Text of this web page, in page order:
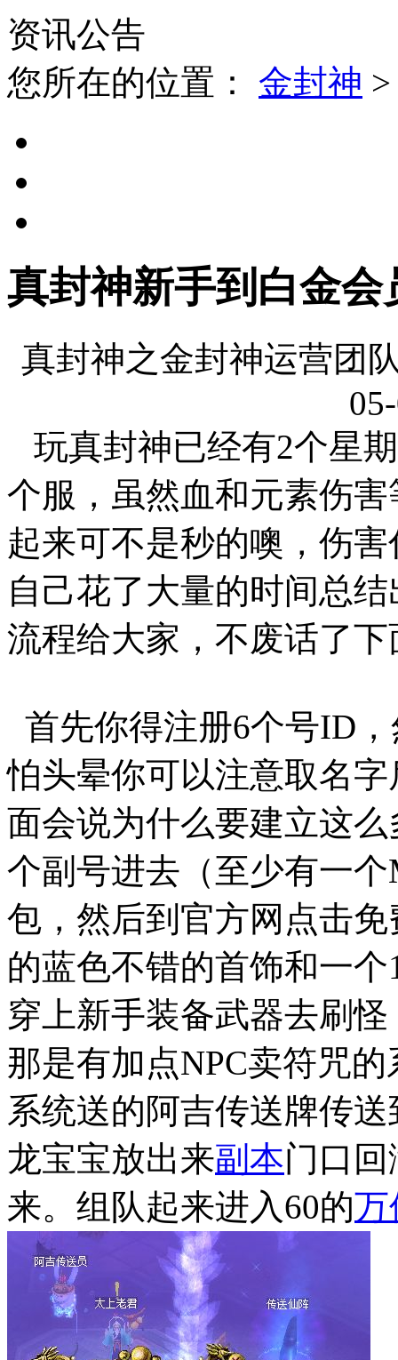
资讯公告
您所在的位置： 金封神
真封神新手到白金会
真封神之金封神运营团
玩真封神已经有2个星
个服，虽然血和元素伤
起来可不是秒的噢，伤
自己花了大量的时间总
流程给大家，不废话了
首先你得注册6个号ID
怕头晕你可以注意取名
面会说为什么要建立这
个副号进去（至少有一
包，然后到官方网点击
的蓝色不错的首饰和一
穿上新手装备武器去刷
那是有加点NPC卖符咒
系统送的阿吉传送牌传送
龙宝宝放出来副本门口
来。组队起来进入60的万